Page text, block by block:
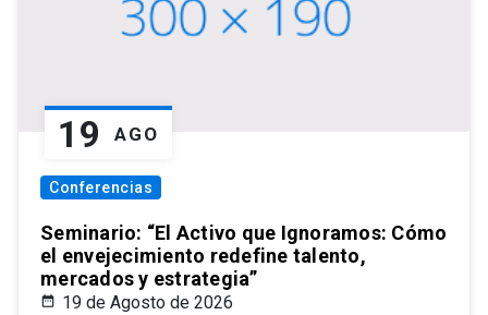
19 AGO
Conferencias
Seminario: “El Activo que Ignoramos: Cómo
el envejecimiento redefine talento,
mercados y estrategia”
19 de Agosto de 2026